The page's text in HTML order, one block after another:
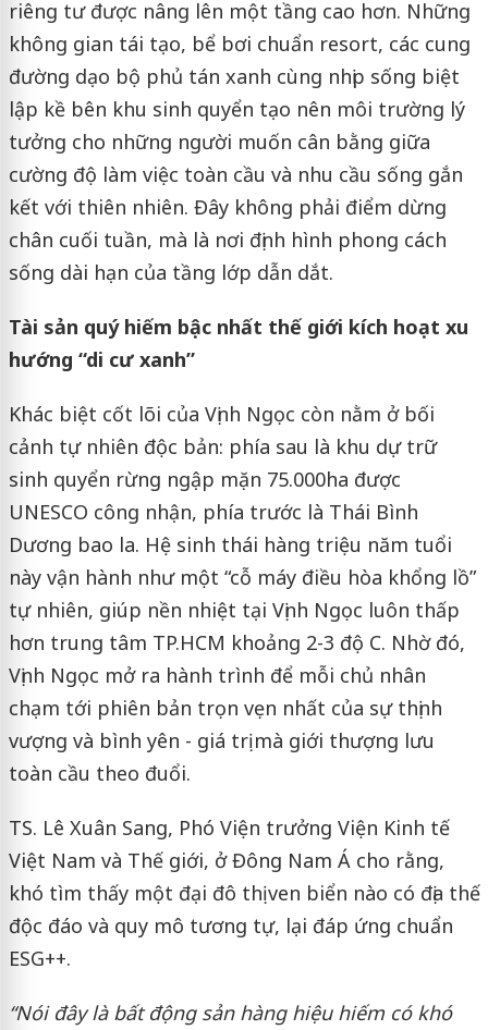
riêng tư được nâng lên một tầng cao hơn. Những
không gian tái tạo, bể bơi chuẩn resort, các cung
đường dạo bộ phủ tán xanh cùng nhịp sống biệt
lập kề bên khu sinh quyển tạo nên môi trường lý
tưởng cho những người muốn cân bằng giữa
cường độ làm việc toàn cầu và nhu cầu sống gắn
kết với thiên nhiên. Đây không phải điểm dừng
chân cuối tuần, mà là nơi định hình phong cách
sống dài hạn của tầng lớp dẫn dắt.
Tài sản quý hiếm bậc nhất thế giới kích hoạt xu
hướng “di cư xanh”
Khác biệt cốt lõi của Vịnh Ngọc còn nằm ở bối
cảnh tự nhiên độc bản: phía sau là khu dự trữ
sinh quyển rừng ngập mặn 75.000ha được
UNESCO công nhận, phía trước là Thái Bình
Dương bao la. Hệ sinh thái hàng triệu năm tuổi
này vận hành như một “cỗ máy điều hòa khổng lồ”
tự nhiên, giúp nền nhiệt tại Vịnh Ngọc luôn thấp
hơn trung tâm TP.HCM khoảng 2-3 độ C. Nhờ đó,
Vịnh Ngọc mở ra hành trình để mỗi chủ nhân
chạm tới phiên bản trọn vẹn nhất của sự thịnh
vượng và bình yên - giá trị mà giới thượng lưu
toàn cầu theo đuổi.
TS. Lê Xuân Sang, Phó Viện trưởng Viện Kinh tế
Việt Nam và Thế giới, ở Đông Nam Á cho rằng,
khó tìm thấy một đại đô thị ven biển nào có địa thế
độc đáo và quy mô tương tự, lại đáp ứng chuẩn
ESG++.
“Nói đây là bất động sản hàng hiệu hiếm có khó